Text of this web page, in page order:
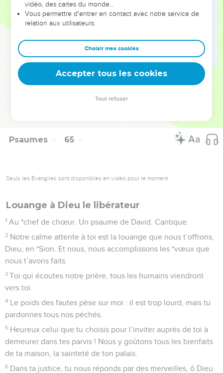
leur propre langue cause leur chute. En les voyant, chacun
secoue la tête,
l’œuvre de Dieu en tirant la leçon de ses actions.
Qu’en l’Eternel, le juste trouve sa joie et son refuge, et
tous les hommes droits s’en féliciteront.
La Bible Du Semeur Copyright © 1992, 1999 by Biblica, Inc.® Used by permission.
Psaumes 65
Seuls les Évangiles sont disponibles en vidéo pour le moment.
Louange à Dieu le libérateur
1 Au *chef de chœur. Un psaume de David. Cantique.
2 Notre calme attente à toi est la louange que nous t’offrons,
Dieu, en *Sion. Et nous, nous accomplissons les *vœux que
nous t’avons faits.
3 Toi qui écoutes notre prière, tous les humains viendront
vers toi.
4 Le poids des fautes pèse sur moi : il est trop lourd, mais tu
pardonnes tous nos péchés.
5 Heureux celui que tu choisis pour l’inviter auprès de toi à
demeurer dans tes parvis ! Nous y goûtons tous les bienfaits
de ta maison, la sainteté de ton palais.
6 Dans ta justice, tu nous réponds par des merveilles, ô Dieu
vidéo, des cartes du monde…
Vous permettre d'entrer en contact avec notre service de
relation aux utilisateurs.
Choisir mes cookies
Accepter tous les cookies
Tout refuser